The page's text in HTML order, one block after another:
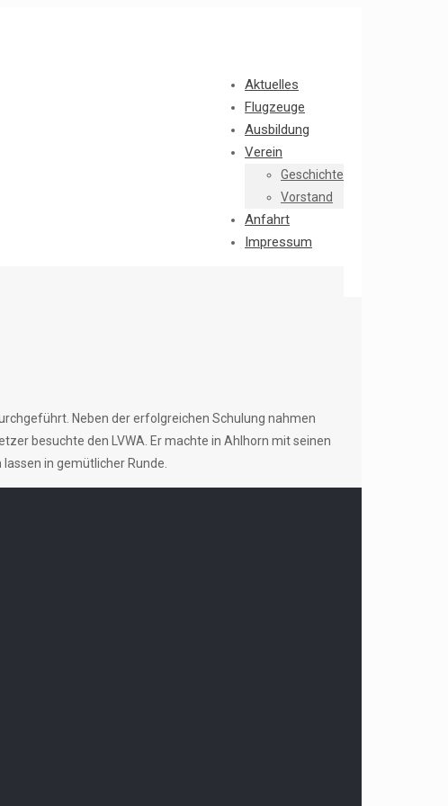
Aktuelles
Flugzeuge
Ausbildung
Verein
Geschichte
Vorstand
Anfahrt
Impressum
Neben der erfolgreichen Schulung nahmen
besuchte den LVWA. Er machte in Ahlhorn mit seinen
in gemütlicher Runde.